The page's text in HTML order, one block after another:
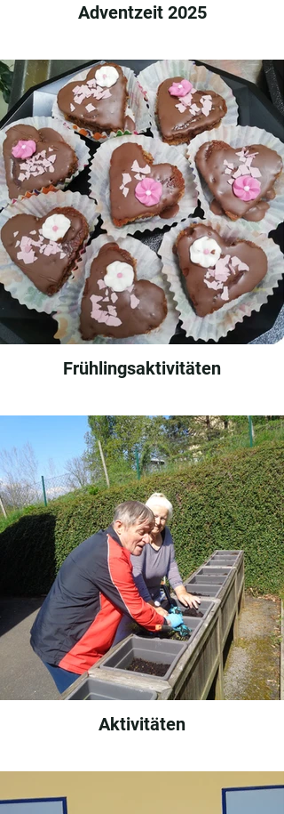
Adventzeit 2025
Frühlingsaktivitäten
Aktivitäten